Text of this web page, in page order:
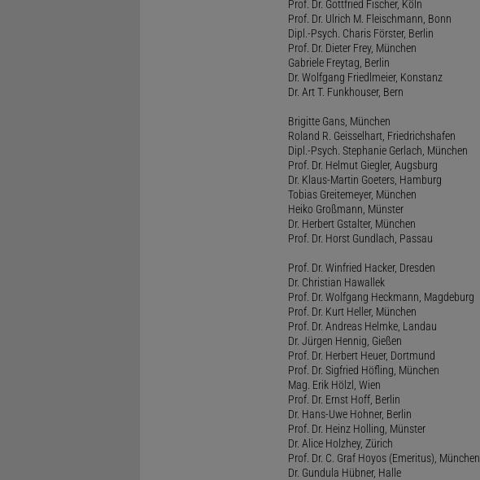
Prof. Dr. Gottfried Fischer, Köln
Prof. Dr. Ulrich M. Fleischmann, Bonn
Dipl.-Psych. Charis Förster, Berlin
Prof. Dr. Dieter Frey, München
Gabriele Freytag, Berlin
Dr. Wolfgang Friedlmeier, Konstanz
Dr. Art T. Funkhouser, Bern
Brigitte Gans, München
Roland R. Geisselhart, Friedrichshafen
Dipl.-Psych. Stephanie Gerlach, München
Prof. Dr. Helmut Giegler, Augsburg
Dr. Klaus-Martin Goeters, Hamburg
Tobias Greitemeyer, München
Heiko Großmann, Münster
Dr. Herbert Gstalter, München
Prof. Dr. Horst Gundlach, Passau
Prof. Dr. Winfried Hacker, Dresden
Dr. Christian Hawallek
Prof. Dr. Wolfgang Heckmann, Magdeburg
Prof. Dr. Kurt Heller, München
Prof. Dr. Andreas Helmke, Landau
Dr. Jürgen Hennig, Gießen
Prof. Dr. Herbert Heuer, Dortmund
Prof. Dr. Sigfried Höfling, München
Mag. Erik Hölzl, Wien
Prof. Dr. Ernst Hoff, Berlin
Dr. Hans-Uwe Hohner, Berlin
Prof. Dr. Heinz Holling, Münster
Dr. Alice Holzhey, Zürich
Prof. Dr. C. Graf Hoyos (Emeritus), München
Dr. Gundula Hübner, Halle